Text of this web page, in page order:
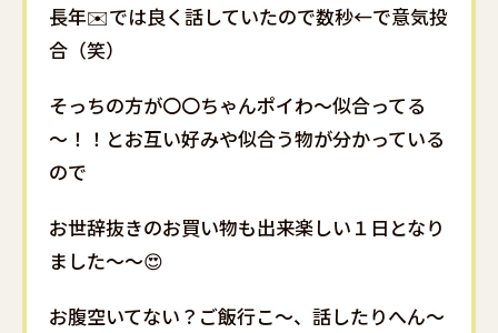
長年✉️では良く話していたので数秒←で意気投
合（笑）
そっちの方が〇〇ちゃんポイわ～似合ってる
～！！とお互い好みや似合う物が分かっている
ので
お世辞抜きのお買い物も出来楽しい１日となり
ました～～😍
お腹空いてない？ご飯行こ～、話したりへん～